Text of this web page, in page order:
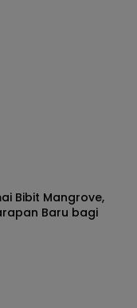
Bibit Mangrove,
Baru bagi